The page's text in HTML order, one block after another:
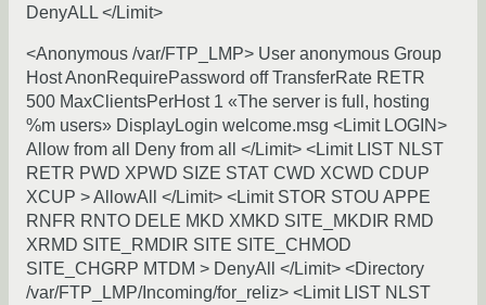
DenyALL </Limit>
<Anonymous /var/FTP_LMP> User anonymous Group
Host AnonRequirePassword off TransferRate RETR
500 MaxClientsPerHost 1 «The server is full, hosting
%m users» DisplayLogin welcome.msg <Limit LOGIN>
Allow from all Deny from all </Limit> <Limit LIST NLST
RETR PWD XPWD SIZE STAT CWD XCWD CDUP
XCUP > AllowAll </Limit> <Limit STOR STOU APPE
RNFR RNTO DELE MKD XMKD SITE_MKDIR RMD
XRMD SITE_RMDIR SITE SITE_CHMOD
SITE_CHGRP MTDM > DenyAll </Limit> <Directory
/var/FTP_LMP/Incoming/for_reliz> <Limit LIST NLST